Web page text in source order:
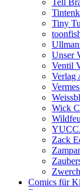
Tell
Tiny
Unser
Ventil
Verlag
Wick
Zack
Comics für